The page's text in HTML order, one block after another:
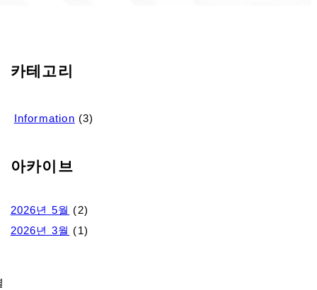
카테고리
Information (3)
아카이브
2026년 5월 (2)
2026년 3월 (1)